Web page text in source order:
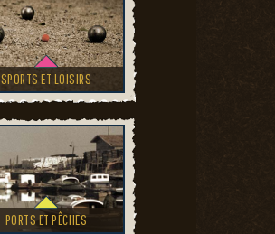
SPORTS ET LOISIRS
PORTS ET PÊCHES